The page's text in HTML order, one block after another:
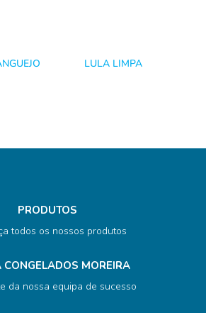
LULA LIMPA
PRODUTOS
todos os nossos produtos
CONGELADOS MOREIRA
da nossa equipa de sucesso